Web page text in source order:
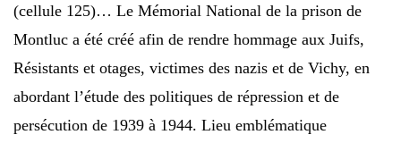
(cellule 125)… Le Mémorial National de la prison de
Montluc a été créé afin de rendre hommage aux Juifs,
Résistants et otages, victimes des nazis et de Vichy, en
abordant l’étude des politiques de répression et de
persécution de 1939 à 1944. Lieu emblématique